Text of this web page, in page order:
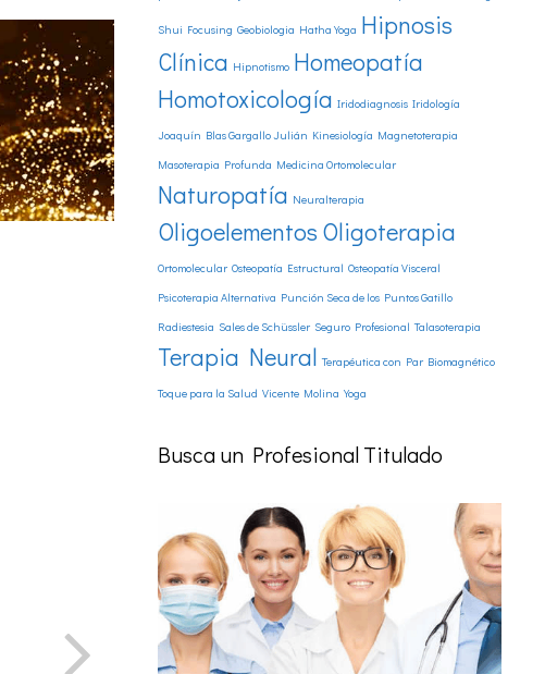
Shui Focusing Geobiologia Hatha Yoga Hipnosis
Clínica Hipnotismo Homeopatía
Homotoxicología Iridodiagnosis Iridología
Joaquín Blas Gargallo Julián Kinesiología Magnetoterapia
Masoterapia Profunda Medicina Ortomolecular
Naturopatía Neuralterapia
Oligoelementos Oligoterapia
Ortomolecular Osteopatía Estructural Osteopatía Visceral
Psicoterapia Alternativa Punción Seca de los Puntos Gatillo
Radiestesia Sales de Schüssler Seguro Profesional Talasoterapia
Terapia Neural Terapéutica con Par Biomagnético
Toque para la Salud Vicente Molina Yoga
Busca un Profesional Titulado